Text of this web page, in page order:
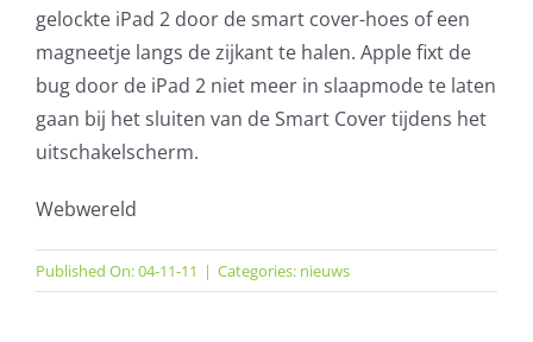
gelockte iPad 2 door de smart cover-hoes of een
magneetje langs de zijkant te halen. Apple fixt de
bug door de iPad 2 niet meer in slaapmode te laten
gaan bij het sluiten van de Smart Cover tijdens het
uitschakelscherm.
Webwereld
Published On: 04-11-11 | Categories: nieuws